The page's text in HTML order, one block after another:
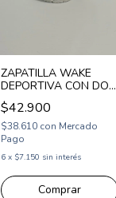
ZAPATILLA WAKE
DEPORTIVA CON DOS
ABROJOS 22-27 AZUL
(WK378AZ)
$42.900
$38.610 con Mercado
Pago
6 x $7.150 sin interés
Comprar